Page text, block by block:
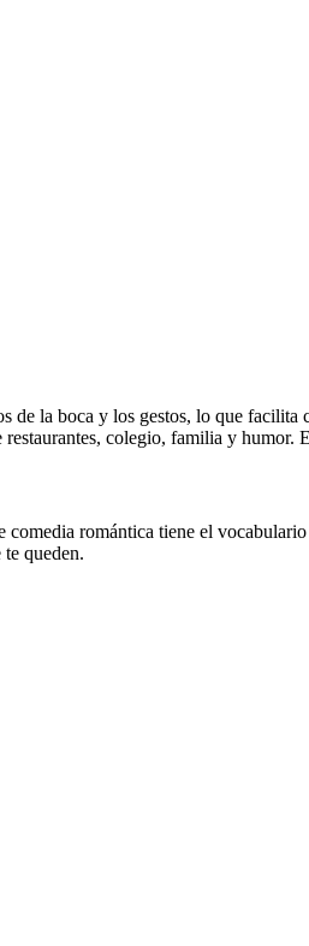
la boca y los gestos, lo que
colegio, familia y humor.
romántica tiene el
queden.